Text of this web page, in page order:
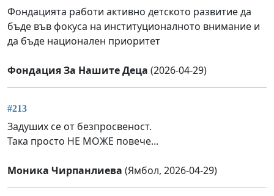
Фондацията работи активно детското развитие да
бъде във фокуса на институционалното внимание и
да бъде национален приоритет
Фондация За Нашите Деца (2026-04-29)
#213
Задуших се от безпросвеност.
Така просто НЕ МОЖЕ повече...
Моника Чирпанлиева (Ямбол, 2026-04-29)